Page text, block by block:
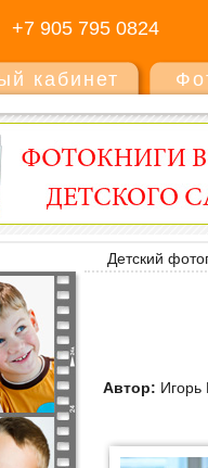
+7 905 795 0824
кабинет
Детский
Автор: Игорь